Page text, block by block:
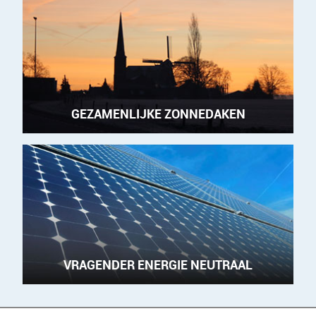
GEZAMENLIJKE ZONNEDAKEN
VRAGENDER ENERGIE NEUTRAAL